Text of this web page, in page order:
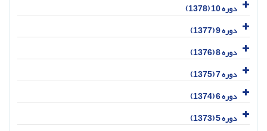
دوره 10 (1378)
دوره 9 (1377)
دوره 8 (1376)
دوره 7 (1375)
دوره 6 (1374)
دوره 5 (1373)